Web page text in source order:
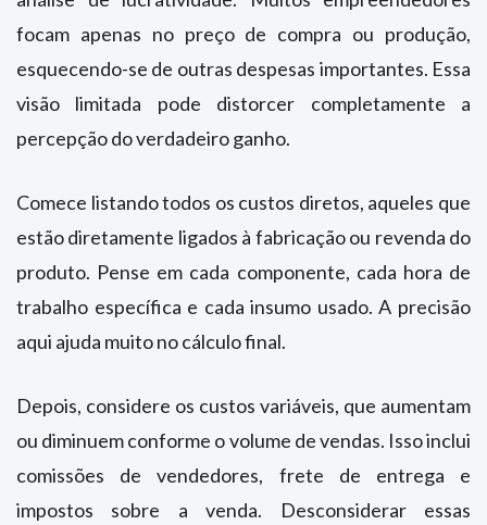
focam apenas no preço de compra ou produção,
esquecendo-se de outras despesas importantes. Essa
visão limitada pode distorcer completamente a
percepção do verdadeiro ganho.
Comece listando todos os custos diretos, aqueles que
estão diretamente ligados à fabricação ou revenda do
produto. Pense em cada componente, cada hora de
trabalho específica e cada insumo usado. A precisão
aqui ajuda muito no cálculo final.
Depois, considere os custos variáveis, que aumentam
ou diminuem conforme o volume de vendas. Isso inclui
comissões de vendedores, frete de entrega e
impostos sobre a venda. Desconsiderar essas